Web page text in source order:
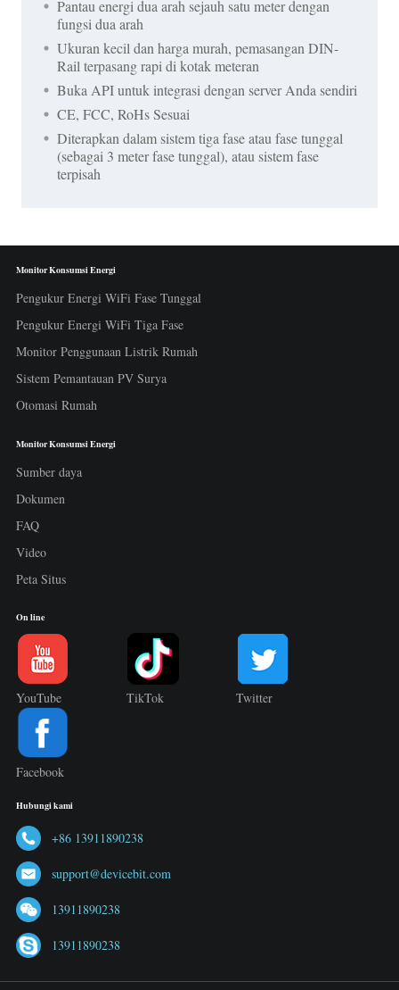
Pantau energi dua arah sejauh satu meter dengan
fungsi dua arah
Ukuran kecil dan harga murah, pemasangan DIN-
Rail terpasang rapi di kotak meteran
Buka API untuk integrasi dengan server Anda sendiri
CE, FCC, RoHs Sesuai
Diterapkan dalam sistem tiga fase atau fase tunggal
(sebagai 3 meter fase tunggal), atau sistem fase
terpisah
Monitor Konsumsi Energi
Pengukur Energi WiFi Fase Tunggal
Pengukur Energi WiFi Tiga Fase
Monitor Penggunaan Listrik Rumah
Sistem Pemantauan PV Surya
Otomasi Rumah
Monitor Konsumsi Energi
Sumber daya
Dokumen
FAQ
Video
Peta Situs
On line
YouTube TikTok Twitter
Facebook
Hubungi kami
+86 13911890238
support@devicebit.com
13911890238
13911890238